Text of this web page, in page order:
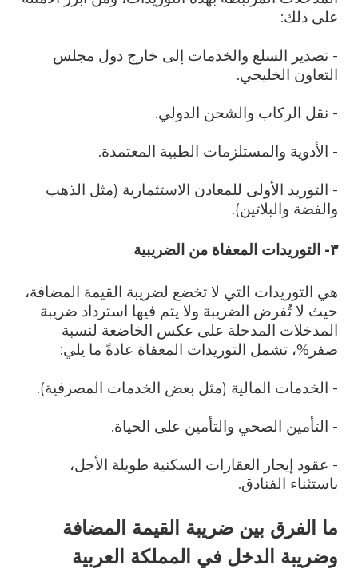
على ذلك:
- تصدير السلع والخدمات إلى خارج دول مجلس
التعاون الخليجي.
- نقل الركاب والشحن الدولي.
- الأدوية والمستلزمات الطبية المعتمدة.
- التوريد الأولى للمعادن الاستثمارية (مثل الذهب
والفضة والبلاتين).
٣- التوريدات المعفاة من الضريبية
هي التوريدات التي لا تخضع لضريبة القيمة المضافة،
حيث لا تُفرض الضريبة ولا يتم فيها استرداد ضريبة
المدخلات المدخلة على عكس الخاضعة لنسبة
صفر%، تشمل التوريدات المعفاة عادةً ما يلي:
- الخدمات المالية (مثل بعض الخدمات المصرفية).
- التأمين الصحي والتأمين على الحياة.
- عقود إيجار العقارات السكنية طويلة الأجل،
باستثناء الفنادق.
ما الفرق بين ضريبة القيمة المضافة
وضريبة الدخل في المملكة العربية